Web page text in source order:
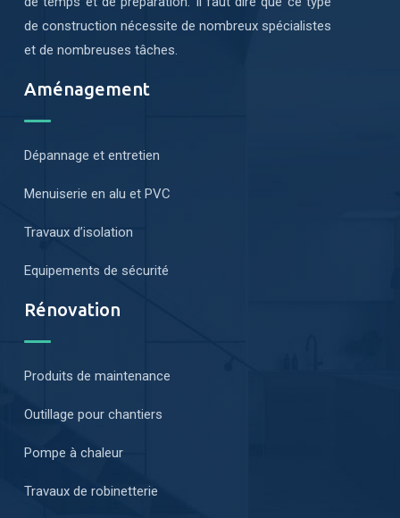
de construction nécessite de nombreux spécialistes
et de nombreuses tâches.
Aménagement
Dépannage et entretien
Menuiserie en alu et PVC
Travaux d’isolation
Equipements de sécurité
Rénovation
Produits de maintenance
Outillage pour chantiers
Pompe à chaleur
Travaux de robinetterie